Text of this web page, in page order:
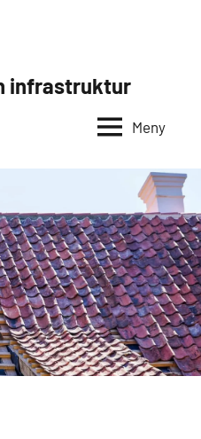
infrastruktur
Meny